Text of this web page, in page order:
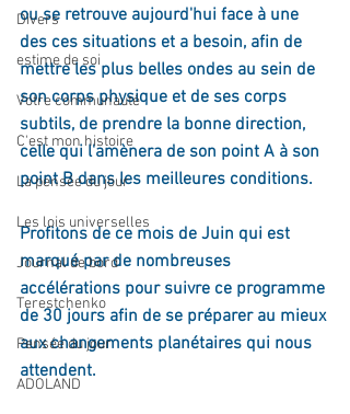
Divers
estime de soi
Votre communauté
C'est mon histoire
La pensée du jour
Les lois universelles
Journal de bord
Terestchenko
Pensée du jour
ADOLAND
ou se retrouve aujourd'hui face à une
des ces situations et a besoin, afin de
mettre les plus belles ondes au sein de
son corps physique et de ses corps
subtils, de prendre la bonne direction,
celle qui l'amènera de son point A à son
point B dans les meilleures conditions.
Profitons de ce mois de Juin qui est
marqué par de nombreuses
accélérations pour suivre ce programme
de 30 jours afin de se préparer au mieux
aux changements planétaires qui nous
attendent.